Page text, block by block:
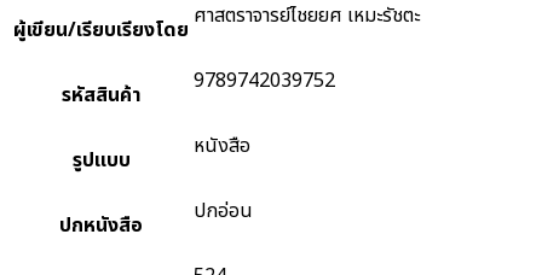
ผู้เขียน/เรียบเรียงโดย ศาสตราจารย์ไชยยศ เหมะรัชตะ
รหัสสินค้า 9789742039752
รูปแบบ หนังสือ
ปกหนังสือ ปกอ่อน